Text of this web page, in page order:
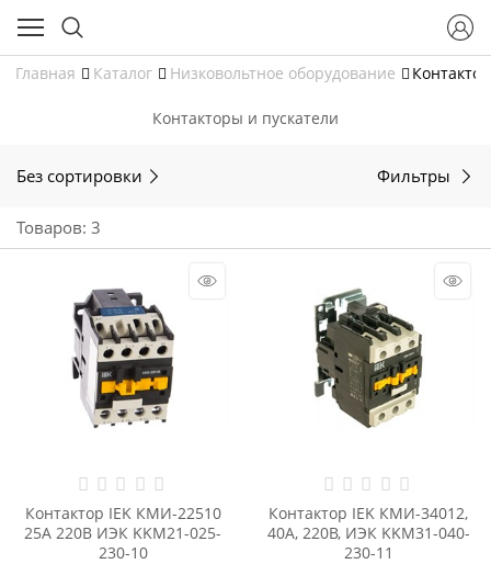
Главная Каталог Низковольтное оборудование
Контакторы и пускатели
Без сортировки Фильтры
Товаров: 3
Контактор IEK КМИ-22510
25А 220В ИЭК KKM21-025-
230-10
Контактор IEK КМИ-34012,
40А, 220В, ИЭК KKM31-040-
230-11